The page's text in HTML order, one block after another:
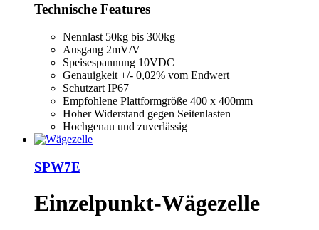
Technische Features
Nennlast 50kg bis 300kg
Ausgang 2mV/V
Speisespannung 10VDC
Genauigkeit +/- 0,02% vom Endwert
Schutzart IP67
Empfohlene Plattformgröße 400 x 400mm
Hoher Widerstand gegen Seitenlasten
Hochgenau und zuverlässig
SPW7E
Einzelpunkt-Wägezelle